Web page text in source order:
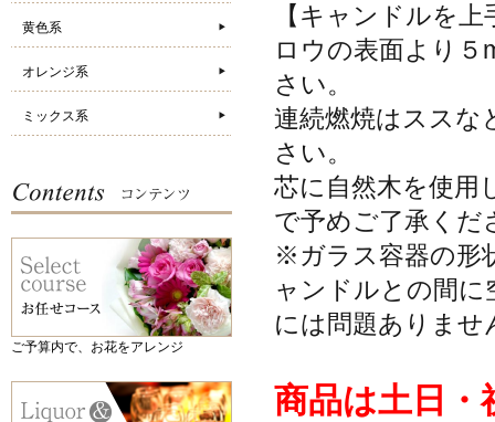
【キャンドルを
ロウの表面より
さい。
連続燃焼はススな
さい。
芯に自然木を使用
で予めご了承くだ
※ガラス容器の形
ャンドルとの間
には問題ありませ
商品は土日・
黄色系
オレンジ系
ミックス系
ご予算内で、お花をアレンジ